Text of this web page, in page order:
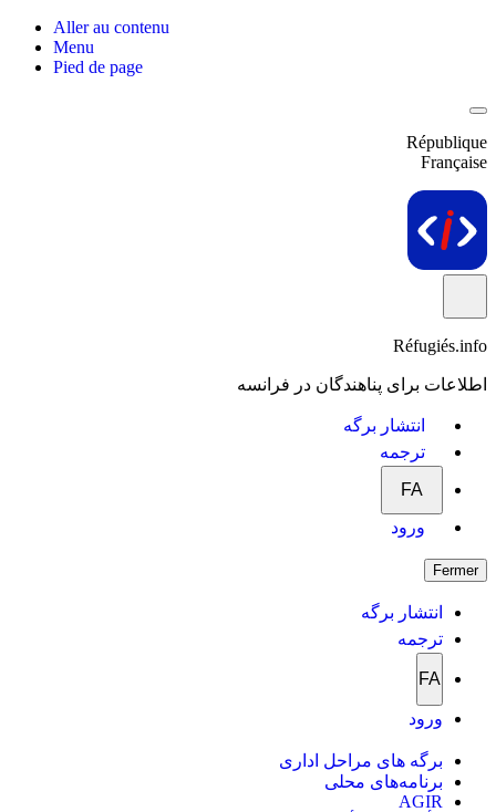
Aller au contenu
Menu
Pied de page
République
Française
Réfugiés.info
اطلاعات برای پناهندگان در فرانسه
انتشار برگه
ترجمه
FA
ورود
Fermer
انتشار برگه
ترجمه
FA
ورود
برگه های مراحل اداری
برنامه‌های محلی
AGIR